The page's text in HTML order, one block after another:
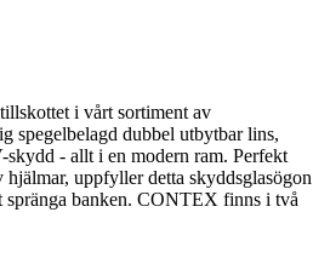
i vårt sortiment av
spegelbelagd dubbel utbytbar lins,
- allt i en modern ram. Perfekt
hjälmar, uppfyller detta skyddsglasögon
spränga banken. CONTEX finns i två